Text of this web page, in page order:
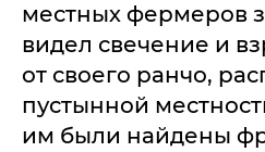
местных фермеров
видел свечение и
от своего ранчо,
пустынной
им были найдены